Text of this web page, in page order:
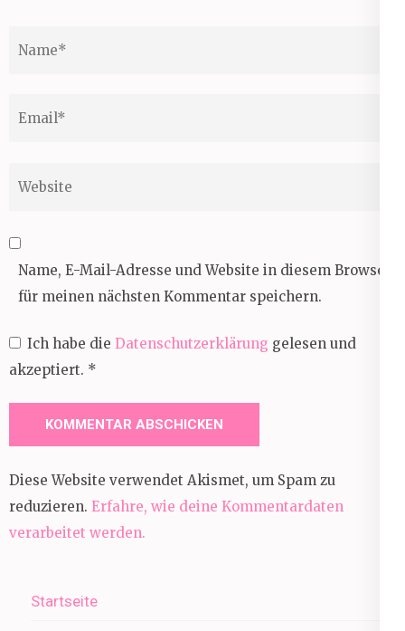
Name, E-Mail-Adresse und Website in diesem Browser
für meinen nächsten Kommentar speichern.
Ich habe die Datenschutzerklärung gelesen und
akzeptiert. *
Diese Website verwendet Akismet, um Spam zu
reduzieren. Erfahre, wie deine Kommentardaten
verarbeitet werden.
Startseite